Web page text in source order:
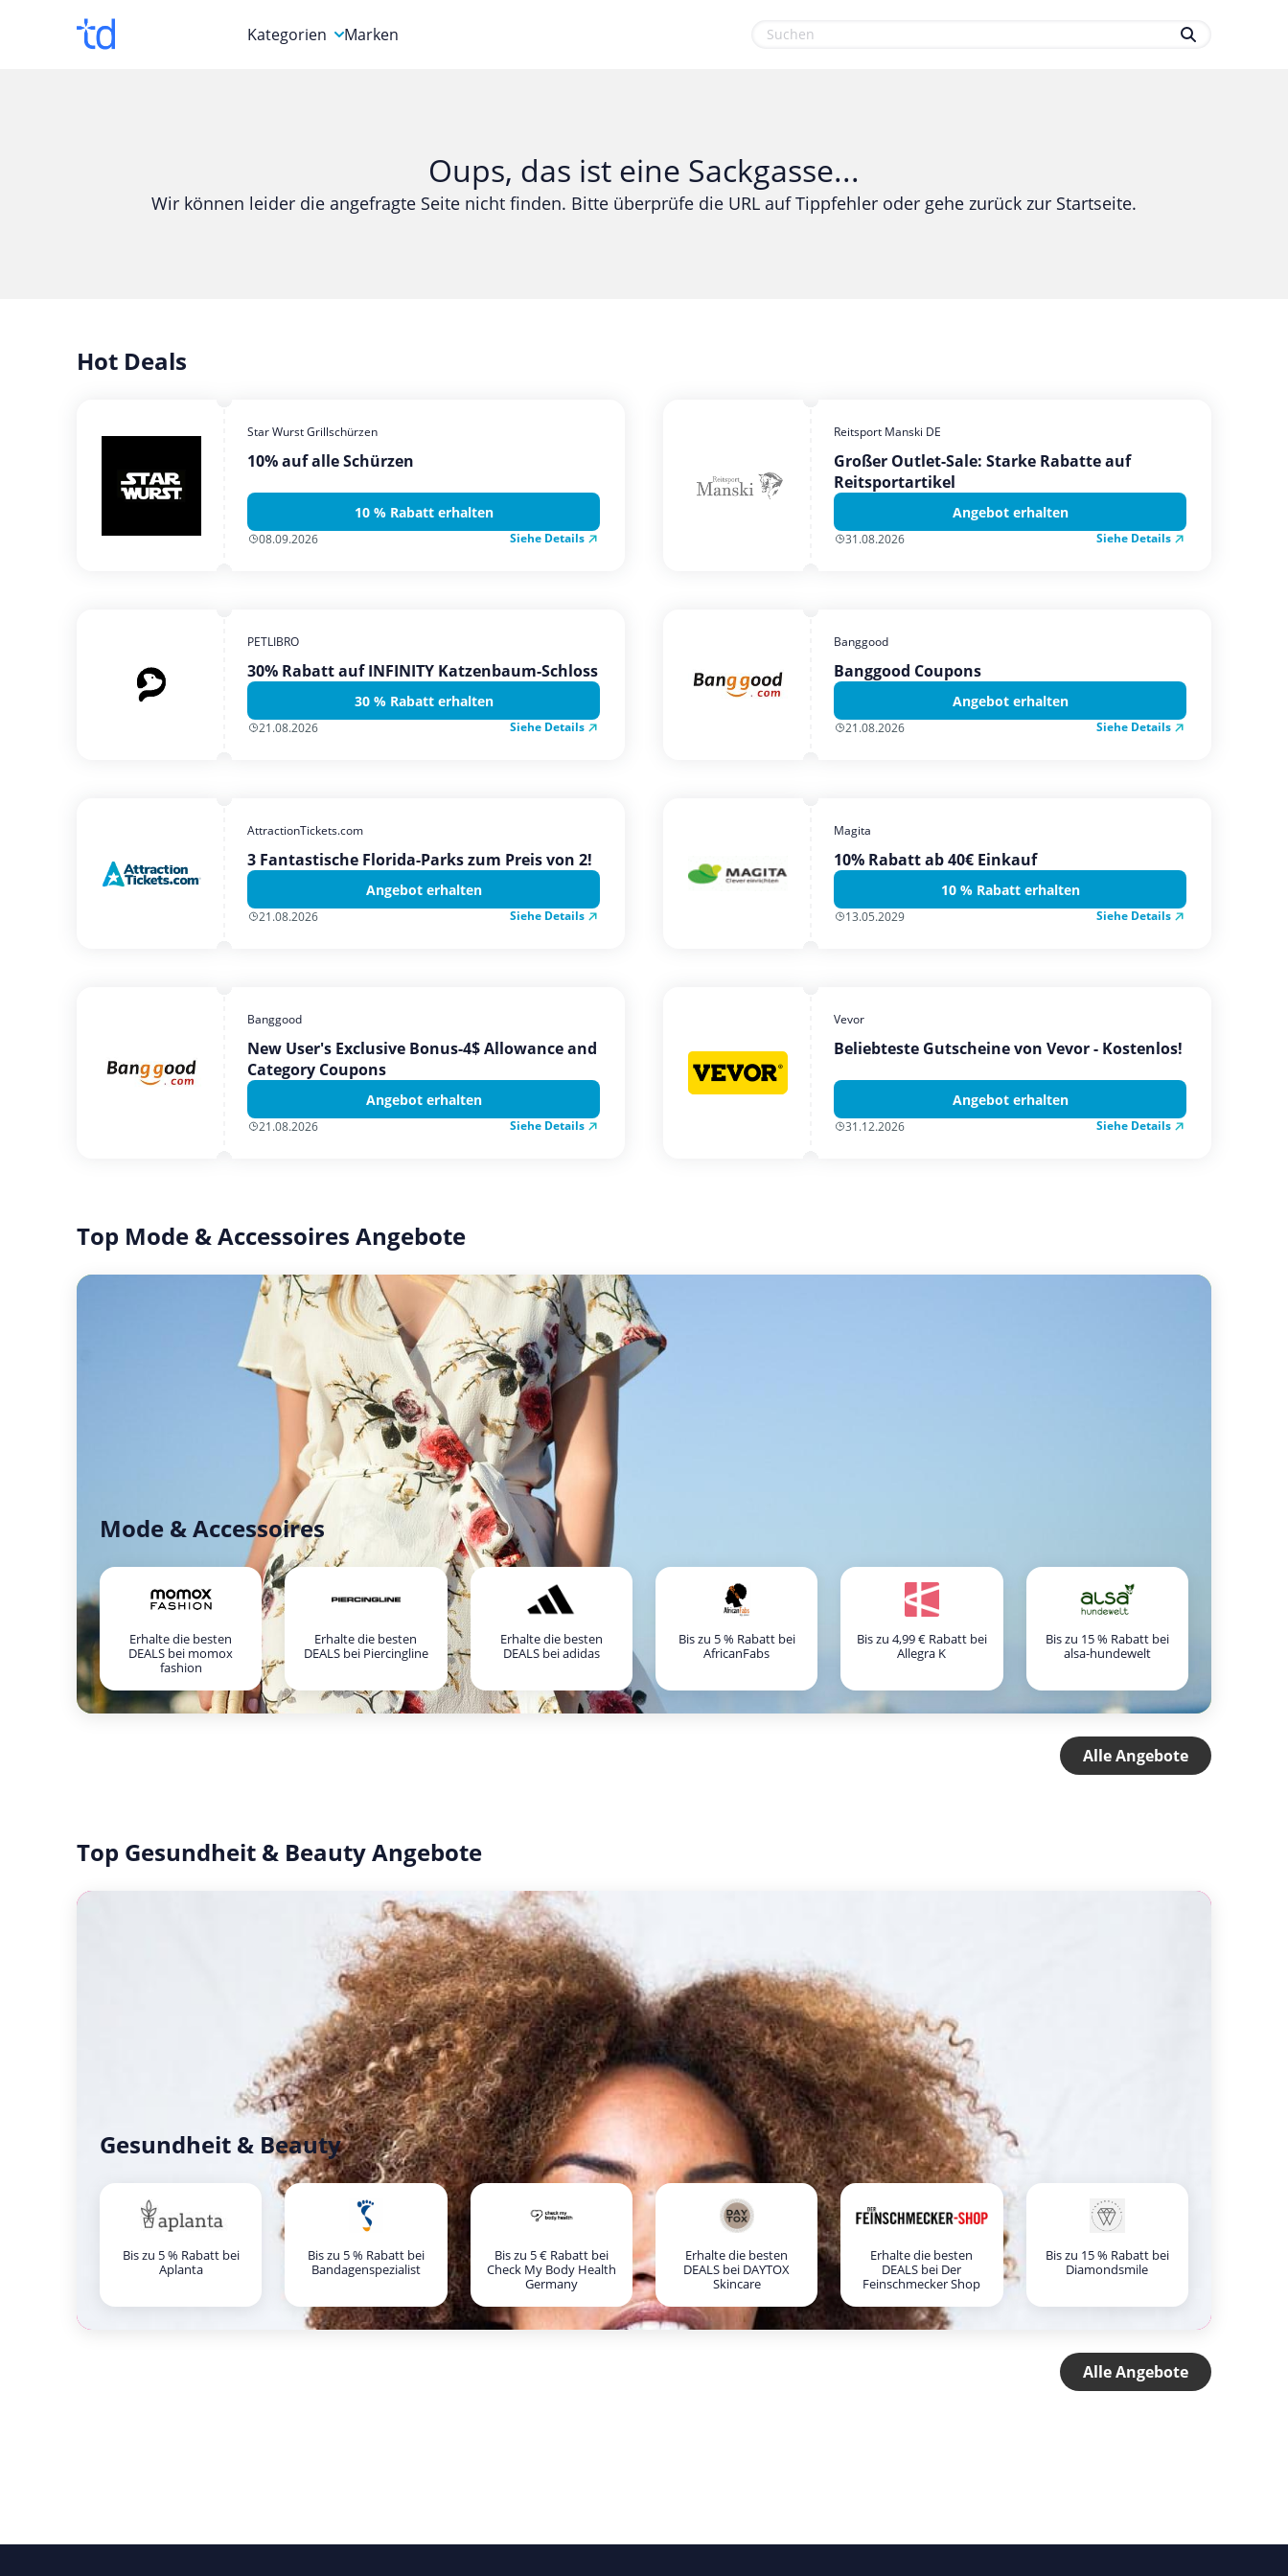
Kategorien
Computer & Elektronik
Gesundheit & Beauty
Mobilfunk & Internet
Marken
Oups, das ist eine Sackgasse...
Wir können leider die angefragte Seite nicht finden. Bitte überprüfe die URL auf Tippfehler oder gehe zurück zur Startseite.
Hot Deals
Star Wurst Grillschürzen
10% auf alle Schürzen
10 % Rabatt erhalten
08.09.2026 Siehe Details
Reitsport Manski DE
Großer Outlet-Sale: Starke Rabatte auf
Reitsportartikel
Angebot erhalten
31.08.2026 Siehe Details
PETLIBRO
30% Rabatt auf INFINITY Katzenbaum-Schloss
30 % Rabatt erhalten
21.08.2026 Siehe Details
Banggood
Banggood Coupons
Angebot erhalten
21.08.2026 Siehe Details
AttractionTickets.com
3 Fantastische Florida-Parks zum Preis von 2!
Angebot erhalten
21.08.2026 Siehe Details
Magita
10% Rabatt ab 40€ Einkauf
10 % Rabatt erhalten
13.05.2029 Siehe Details
Banggood
New User's Exclusive Bonus-4$ Allowance and
Category Coupons
Angebot erhalten
21.08.2026 Siehe Details
Vevor
Beliebteste Gutscheine von Vevor - Kostenlos!
Angebot erhalten
31.12.2026 Siehe Details
Top Mode & Accessoires Angebote
Mode & Accessoires
Erhalte die besten
DEALS bei momox
fashion
Erhalte die besten
DEALS bei Piercingline
Erhalte die besten
DEALS bei adidas
Bis zu 5 % Rabatt bei
AfricanFabs
Bis zu 4,99 € Rabatt bei
Allegra K
Bis zu 15 % Rabatt bei
alsa-hundewelt
Alle Angebote
Top Gesundheit & Beauty Angebote
Gesundheit & Beauty
Bis zu 5 % Rabatt bei
Aplanta
Bis zu 5 % Rabatt bei
Bandagenspezialist
Bis zu 5 € Rabatt bei
Check My Body Health
Germany
Erhalte die besten
DEALS bei DAYTOX
Skincare
Erhalte die besten
DEALS bei Der
Feinschmecker Shop
Bis zu 15 % Rabatt bei
Diamondsmile
Alle Angebote